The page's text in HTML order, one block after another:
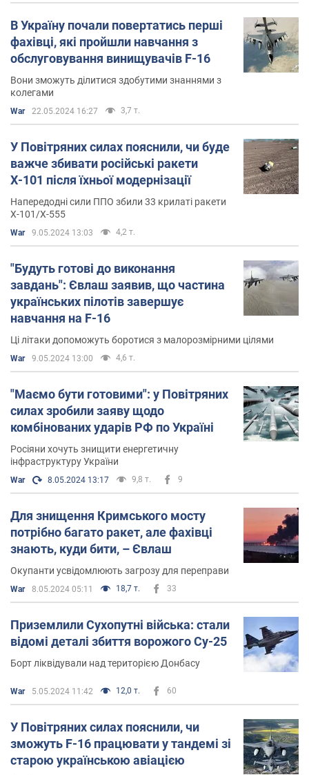
В Україну почали повертатись перші
фахівці, які пройшли навчання з
обслуговування винищувачів F-16
Вони зможуть ділитися здобутими знаннями з
колегами
War 22.05.2024 16:27 3,7 т.
У Повітряних силах пояснили, чи буде
важче збивати російські ракети
Х-101 після їхньої модернізації
Напередодні сили ППО збили 33 крилаті ракети
Х-101/Х-555
War 9.05.2024 13:03 4,2 т.
"Будуть готові до виконання
завдань": Євлаш заявив, що частина
українських пілотів завершує
навчання на F-16
Ці літаки допоможуть боротися з малорозмірними цілями
War 9.05.2024 13:00 4,6 т.
"Маємо бути готовими": у Повітряних
силах зробили заяву щодо
комбінованих ударів РФ по Україні
Росіяни хочуть знищити енергетичну
інфраструктуру України
War 8.05.2024 13:17 9,8 т. 9
Для знищення Кримського мосту
потрібно багато ракет, але фахівці
знають, куди бити, – Євлаш
Окупанти усвідомлюють загрозу для переправи
War 8.05.2024 05:11 18,7 т. 33
Приземлили Сухопутні війська: стали
відомі деталі збиття ворожого Су-25
Борт ліквідували над територією Донбасу
War 5.05.2024 11:42 12,0 т. 60
У Повітряних силах пояснили, чи
зможуть F-16 працювати у тандемі зі
старою українською авіацією